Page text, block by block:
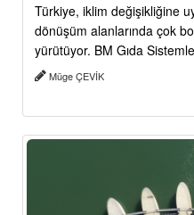
Türkiye, iklim değişikliğine
dönüşüm alanlarında çok
yürütüyor. BM Gıda
Müge ÇEVİK